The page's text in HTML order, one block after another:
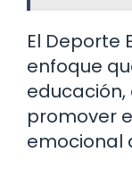
El Deporte
enfoque
promover
emocional